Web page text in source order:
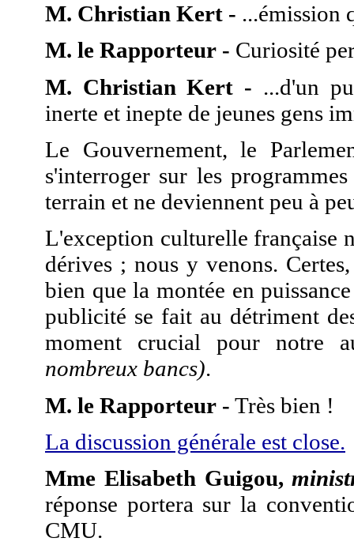
M. Christian Kert - ...émission
M. le Rapporteur - Curiosité
M. Christian Kert - ...d'un
inerte et inepte de jeunes gens
Le Gouvernement, le
s'interroger sur les
terrain et ne deviennent peu à
L'exception culturelle française
dérives ; nous y venons.
bien que la montée en
publicité se fait au détriment
moment crucial pour notre
nombreux bancs).
M. le Rapporteur - Très bien !
La discussion générale est close.
Mme Elisabeth Guigou,
réponse portera sur la
CMU.